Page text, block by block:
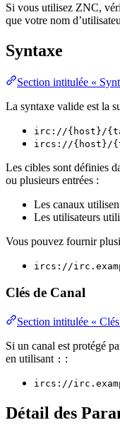
Si vous utilisez ZNC,
que votre nom
Syntaxe
Section intitulée «
La syntaxe valide est la
irc://{host}/
ircs://{host}/
Les cibles sont définies
ou plusieurs entrées :
Les canaux
Les utilisateurs
Vous pouvez fournir
ircs://
Clés de Canal
Section intitulée «
Si un canal est protégé
en utilisant : :
ircs://
Détail des